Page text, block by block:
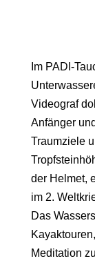
Im PADI-
Videograf
Anfänger
Traumziele
der Helmet,
im 2.
Das
Meditation